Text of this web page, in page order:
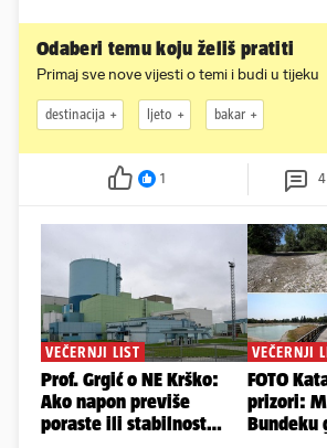
Odaberi temu koju želiš pratiti
Primaj sve nove vijesti o temi i budi u tijeku
destinacija ljeto bakar
1 4